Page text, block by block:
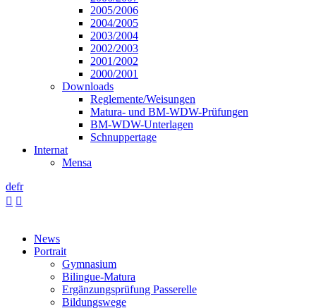
2005/2006
2004/2005
2003/2004
2002/2003
2001/2002
2000/2001
Downloads
Reglemente/Weisungen
Matura- und BM-WDW-Prüfungen
BM-WDW-Unterlagen
Schnuppertage
Internat
Mensa
defr
 
News
Portrait
Gymnasium
Bilingue-Matura
Ergänzungsprüfung Passerelle
Bildungswege